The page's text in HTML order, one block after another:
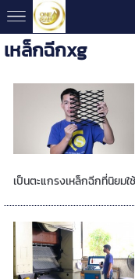
เหล็กฉีกxg
เป็นตะแกรงเหล็กฉีกที่นิยมใช้